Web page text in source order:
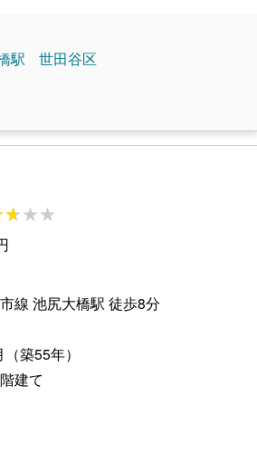
駅 世田谷区
線 池尻大橋駅 徒歩8分
築55年）
建て